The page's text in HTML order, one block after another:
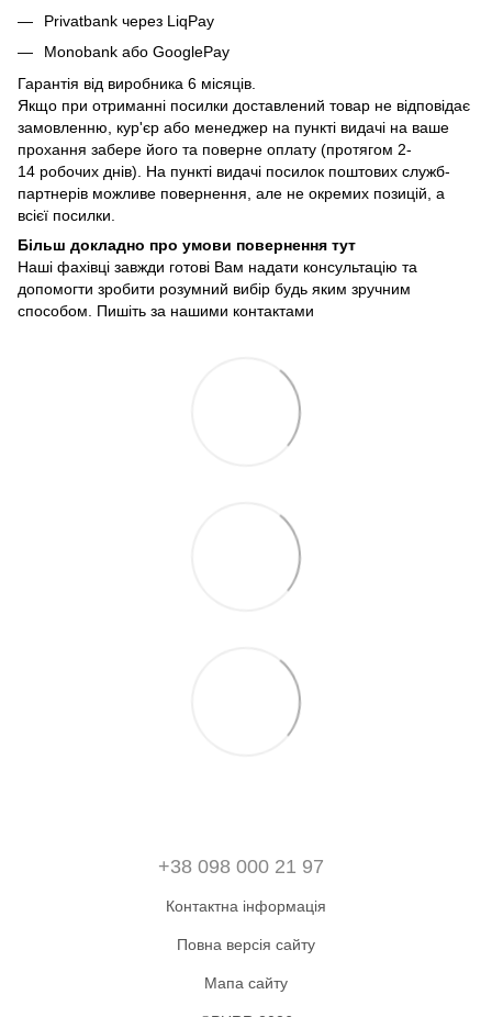
Privatbank через LiqPay
Monobank або GooglePay
Гарантія від виробника 6 місяців.
Якщо при отриманні посилки доставлений товар не відповідає
замовленню, кур'єр або менеджер на пункті видачі на ваше
прохання забере його та поверне оплату (протягом 2-
14 робочих днів). На пункті видачі посилок поштових служб-
партнерів можливе повернення, але не окремих позицій, а
всієї посилки.
Більш докладно про умови повернення тут
Наші фахівці завжди готові Вам надати консультацію та
допомогти зробити розумний вибір будь яким зручним
способом. Пишіть за нашими контактами
+38 098 000 21 97
Контактна інформація
Повна версія сайту
Мапа сайту